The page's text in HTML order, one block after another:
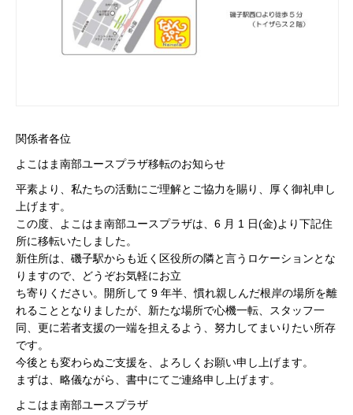
関係者各位
よこはま南部ユースプラザ移転のお知らせ
平素より、私たちの活動にご理解とご協力を賜り、厚く御礼申し
上げます。
この度、よこはま南部ユースプラザは、6 月 1 日(金)より下記住
所に移転いたしました。
新住所は、磯子駅からも近く区役所の隣と言うロケーションとな
りますので、どうぞお気軽にお立
ち寄りください。開所して 9 年半、慣れ親しんだ根岸の場所を離
れることとなりましたが、新たな場所で心機一転、スタッフ一
同、更に若者支援の一端を担えるよう、努力してまいりたい所存
です。
今後とも変わらぬご支援を、よろしくお願い申し上げます。
まずは、略儀ながら、書中にてご連絡申し上げます。
よこはま南部ユースプラザ